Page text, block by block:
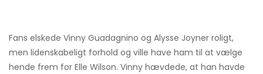
Fans elskede Vinny Guadagnino og Alysse Joyner roligt,
men lidenskabeligt forhold og ville have ham til at vælge
hende frem for Elle Wilson. Vinny hævdede, at han havde